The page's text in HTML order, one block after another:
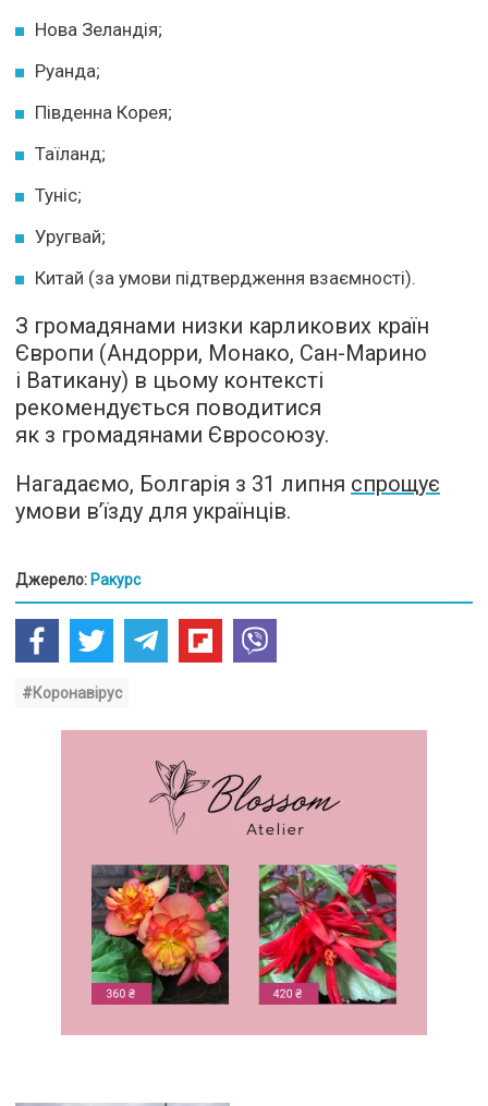
Нова Зеландія;
Руанда;
Південна Корея;
Таїланд;
Туніс;
Уругвай;
Китай (за умови підтвердження взаємності).
З громадянами низки карликових країн
Європи (Андорри, Монако, Сан-Марино
і Ватикану) в цьому контексті
рекомендується поводитися
як з громадянами Євросоюзу.
Нагадаємо, Болгарія з 31 липня спрощує
умови в’їзду для українців.
Джерело: Ракурс
#Коронавірус